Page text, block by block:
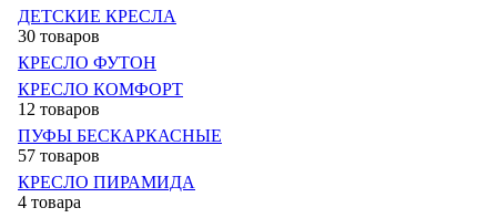
ДЕТСКИЕ КРЕСЛА
30 товаров
КРЕСЛО ФУТОН
КРЕСЛО КОМФОРТ
12 товаров
ПУФЫ БЕСКАРКАСНЫЕ
57 товаров
КРЕСЛО ПИРАМИДА
4 товара